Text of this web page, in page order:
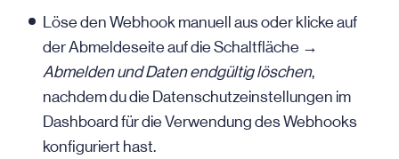
Löse den Webhook manuell aus oder klicke auf
der Abmeldeseite auf die Schaltfläche →
Abmelden und Daten endgültig löschen,
nachdem du die Datenschutzeinstellungen im
Dashboard für die Verwendung des Webhooks
konfiguriert hast.